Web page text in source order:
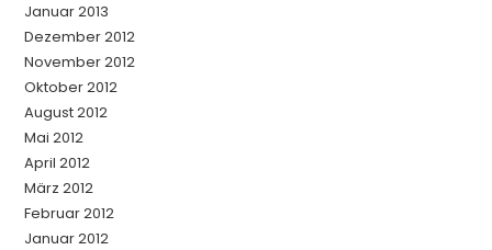
Januar 2013
Dezember 2012
November 2012
Oktober 2012
August 2012
Mai 2012
April 2012
März 2012
Februar 2012
Januar 2012